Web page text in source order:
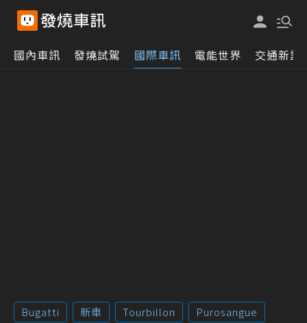
國內車訊 發燒試駕 國際車訊 電能世界 交通新訊
Bugatti 新車 Tourbillon
Purosangue